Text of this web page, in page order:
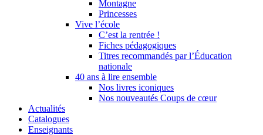
Montagne
Princesses
Vive l’école
C’est la rentrée !
Fiches pédagogiques
Titres recommandés par l’Éducation
nationale
40 ans à lire ensemble
Nos livres iconiques
Nos nouveautés Coups de cœur
Actualités
Catalogues
Enseignants